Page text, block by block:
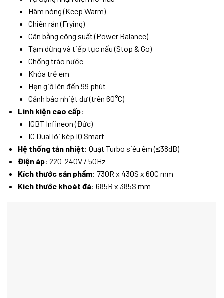
Hâm nóng (Keep Warm)
Chiên rán (Frying)
Cân bằng công suất (Power Balance)
Tạm dừng và tiếp tục nấu (Stop & Go)
Chống trào nước
Khóa trẻ em
Hẹn giờ lên đến 99 phút
Cảnh báo nhiệt dư (trên 60°C)
Linh kiện cao cấp:
IGBT Infineon (Đức)
IC Dual lõi kép IQ Smart
Hệ thống tản nhiệt: Quạt Turbo siêu êm (≤38dB)
Điện áp: 220-240V / 50Hz
Kích thước sản phẩm: 730R x 430S x 60C mm
Kích thước khoét đá: 685R x 385S mm